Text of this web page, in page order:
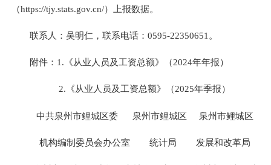
（https://tjy.stats.gov.cn/）上报数据。
联系人：吴明仁，联系电话： 0595-22350651 。
附件：1.《从业人员及工资总额》（2024年年报）
2.《从业人员及工资总额》（2025年季报）
中共泉州市鲤城区委 泉州市鲤城区 泉州市鲤城区
机构编制委员会办公室 统计局 发展和改革局